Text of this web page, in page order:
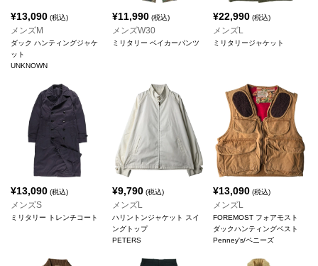
¥13,090 (税込)
メンズM
ダック ハンティングジャケ
ット
UNKNOWN
¥11,990(税込)
メンズW30
ミリタリー ベイカーパンツ
¥22,990 (税込)
メンズL
ミリタリージャケット
¥13,090 (税込)
メンズS
ミリタリー トレンチコート
¥9,790(税込)
メンズL
ハリントンジャケット スイ
ングトップ
PETERS
¥13,090 (税込)
メンズL
FOREMOST フォアモスト
ダックハンティングベスト
Penney's/ペニーズ